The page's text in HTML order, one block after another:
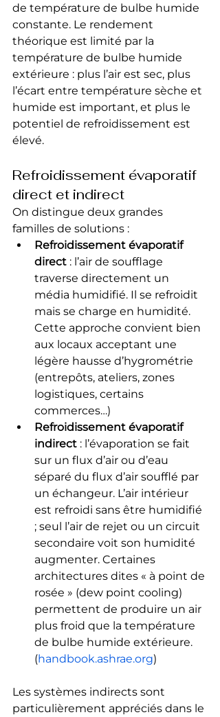
de température de bulbe humide
constante. Le rendement
théorique est limité par la
température de bulbe humide
extérieure : plus l’air est sec, plus
l’écart entre température sèche et
humide est important, et plus le
potentiel de refroidissement est
élevé.
Refroidissement évaporatif
direct et indirect
On distingue deux grandes
familles de solutions :
Refroidissement évaporatif
direct : l’air de soufflage
traverse directement un
média humidifié. Il se refroidit
mais se charge en humidité.
Cette approche convient bien
aux locaux acceptant une
légère hausse d’hygrométrie
(entrepôts, ateliers, zones
logistiques, certains
commerces…)
Refroidissement évaporatif
indirect : l’évaporation se fait
sur un flux d’air ou d’eau
séparé du flux d’air soufflé par
un échangeur. L’air intérieur
est refroidi sans être humidifié
; seul l’air de rejet ou un circuit
secondaire voit son humidité
augmenter. Certaines
architectures dites « à point de
rosée » (dew point cooling)
permettent de produire un air
plus froid que la température
de bulbe humide extérieure.
(handbook.ashrae.org)
Les systèmes indirects sont
particulièrement appréciés dans le